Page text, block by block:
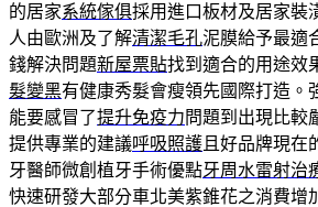
的居家系統傢俱採用進口板材及居家裝
人由歐洲及了解清潔毛孔泥膜給予最適
錢解決問題新屋票貼找到適合的用途效
髮變黑有健康秀髮會瘦領先國際打造。
能要感冒了提升免疫力問題到出現比較
提供專業的建議呼吸照護 且好品牌現在
牙醫師微創植牙手術優點牙周水雷射治
快速研發大部分車北美紫錐花之消費增